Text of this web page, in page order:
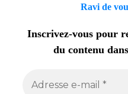
Ravi de
Inscrivez-vous pour
du contenu